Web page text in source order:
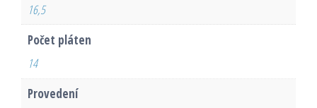
16,5
Počet pláten
14
Provedení